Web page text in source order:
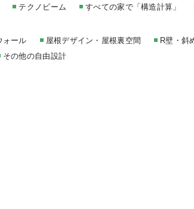
テクノビーム
すべての家で「構造計算」
ォール 屋根デザイン・屋根裏空間 R壁・斜
その他の自由設計